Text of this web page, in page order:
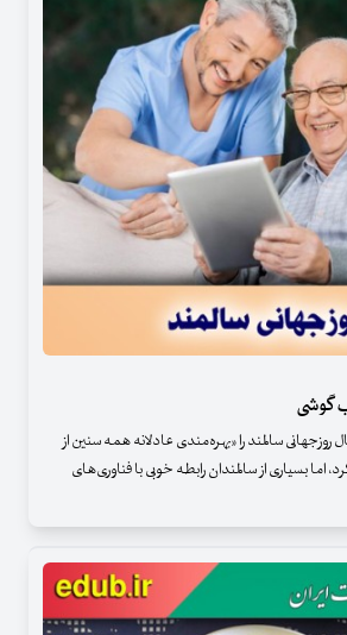
گوشی
سالمند را «بهره‌مندی عادلانه همه سنین از
اما بسیاری از سالمندان رابطه خوبی با فناوری‌های